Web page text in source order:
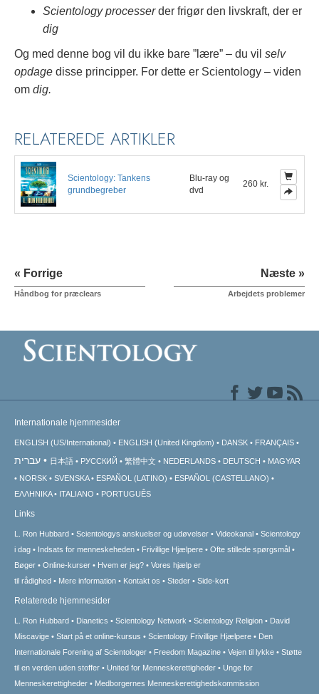
Scientology processerder frigør den livskraft, der er
dig
Og med denne bog vil du ikke bare ”lære” – du vil selv
opdage disse principper. For dette er Scientology – viden
om dig.
RELATEREDE ARTIKLER
Scientology: Tankens
grundbegreber
Blu-ray og
dvd
260 kr.
« Forrige
Håndbog for præclears
Næste »
Arbejdets problemer
Internationale hjemmesider
ENGLISH (US/International) ENGLISH (United Kingdom) DANSK FRANÇAIS
עברית 日本語 РУССКИЙ 繁體中文 NEDERLANDS DEUTSCH
MAGYAR
NORSK
SVENSKA ESPAÑOL (LATINO)
ESPAÑOL (CASTELLANO)
ΕΛΛΗΝΙΚA
ITALIANO PORTUGUÊS
Links
L. Ron Hubbard Scientologys anskuelser og udøvelser Videokanal
Scientology
i dag
Indsats for menneskeheden Frivillige Hjælpere
Ofte stillede spørgsmål
Bøger
Online-kurser Hvem er jeg?
Vores hjælp er
til rådighed
Mere information Kontakt os Steder Side-kort
Relaterede hjemmesider
L. Ron Hubbard Dianetics Scientology Network Scientology Religion
David
Miscavige
Start på et online-kursus Scientology Frivillige Hjælpere
Den
Internationale Forening af Scientologer
Freedom Magazine Vejen til lykke
Støtte
til en verden uden stoffer
United for Menneskerettigheder
Unge for
Menneskerettigheder
Medborgernes Menneskerettigheds­kommission